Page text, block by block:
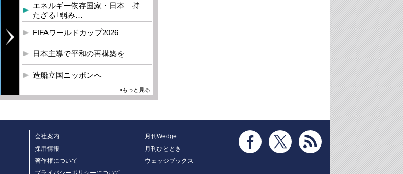
エネルギー依存国家・日本 持
たざる｢弱み…
FIFAワールドカップ2026
日本主導で平和の再構築を
造船立国ニッポンへ
»もっと見る
会社案内
採用情報
著作権について
月刊Wedge
月刊ひととき
ウェッジブックス